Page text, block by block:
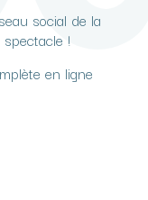
social de la
!
en ligne